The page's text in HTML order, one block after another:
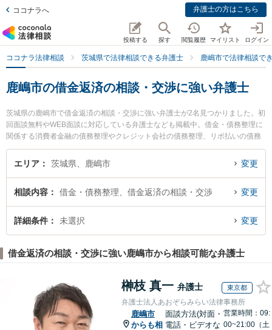
ココナラへ 弁護士の方はこちら
投稿する 探す 閲覧履歴 マイリスト ログイン
ココナラ法律相談 茨城県で法律相談できる弁護士 鹿嶋市で法律相談で
鹿嶋市の借金返済の相談・交渉に強い弁護士
茨城県の鹿嶋市で借金返済の相談・交渉に強い弁護士が2名見つかりました。初
回面談無料やWEB面談に対応している弁護士なども掲載中。借金・債務整理に
関係する消費者金融の債務整理やクレジット会社の債務整理、リボ払いの債務
整理等の細かな分野での絞り込み検索もでき便利です。特に弁護士法人リーガ
ルプラス かしま法律事務所の佐々木 英人弁護士や弁護士法人リーガルプラス
のトラブルを今すぐに弁護士に相談したい』『借金返済の相談・交渉のトラブ
ル解決の実績豊富な近くの弁護士を検索したい』『初回相談無料で借金返済の
相談・交渉を法律相談できる鹿嶋市内の弁護士に相談予約したい』などでお困
エリア 茨城県、鹿嶋市 変更
相談内容 借金・債務整理、借金返済の相談・交渉 変更
詳細条件 未選択 変更
借金返済の相談・交渉に強い鹿嶋市から相談可能な弁護士
榊枝 真一 弁護士 東京都
弁護士法人あおぞらみらい法律事務所
鹿嶋市
からも相
面談方法(対面・
電話・ビデオな
営業時間：09:
00~21:00（土